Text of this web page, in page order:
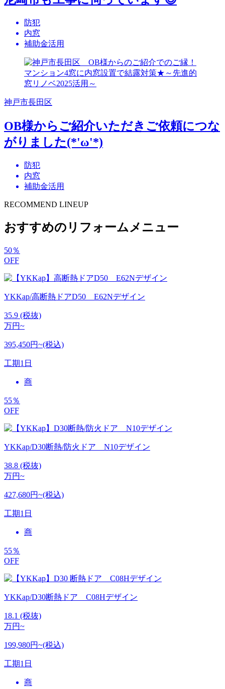
防犯
内窓
補助金活用
神戸市長田区
OB様からご紹介いただきご依頼につな
がりました(*'ω'*)
防犯
内窓
補助金活用
RECOMMEND LINEUP
おすすめのリフォームメニュー
50％
OFF
YKKap/高断熱ドアD50 E62Nデザイン
35.9 (税抜)
万円~
395,450円~(税込)
工期1日
商
55％
OFF
YKKap/D30断熱/防火ドア N10デザイン
38.8 (税抜)
万円~
427,680円~(税込)
工期1日
商
55％
OFF
YKKap/D30断熱ドア C08Hデザイン
18.1 (税抜)
万円~
199,980円~(税込)
工期1日
商